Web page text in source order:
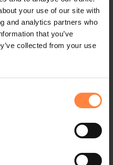
your use of our site with
and analytics partners who
that you’ve
collected from your use
nærmeste nabo.